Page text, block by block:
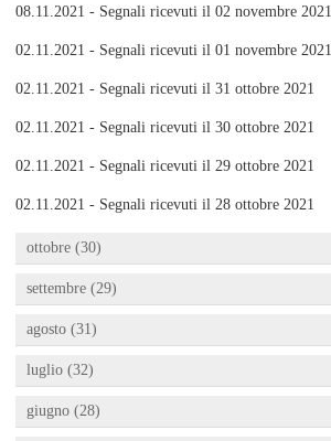
08.11.2021 - Segnali ricevuti il 02 novembre 2021
02.11.2021 - Segnali ricevuti il 01 novembre 2021
02.11.2021 - Segnali ricevuti il 31 ottobre 2021
02.11.2021 - Segnali ricevuti il 30 ottobre 2021
02.11.2021 - Segnali ricevuti il 29 ottobre 2021
02.11.2021 - Segnali ricevuti il 28 ottobre 2021
ottobre (30)
settembre (29)
agosto (31)
luglio (32)
giugno (28)